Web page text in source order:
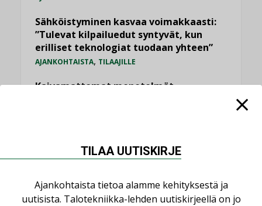
Sähköistyminen kasvaa voimakkaasti:
”Tulevat kilpailuedut syntyvät, kun
erilliset teknologiat tuodaan yhteen”
AJANKOHTAISTA, TILAAJILLE
Kaivamattomat menetelmät
LEHDEN ARTIKKELIT
KATSO KAIKKI
TILAA UUTISKIRJE
Ajankohtaista tietoa alamme kehityksestä ja
uutisista. Talotekniikka-lehden uutiskirjeellä on jo